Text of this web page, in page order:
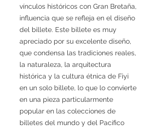
vínculos históricos con Gran Bretaña,
influencia que se refleja en el diseño
del billete. Este billete es muy
apreciado por su excelente diseño,
que condensa las tradiciones reales,
la naturaleza, la arquitectura
histórica y la cultura étnica de Fiyi
en un solo billete, lo que lo convierte
en una pieza particularmente
popular en las colecciones de
billetes del mundo y del Pacífico